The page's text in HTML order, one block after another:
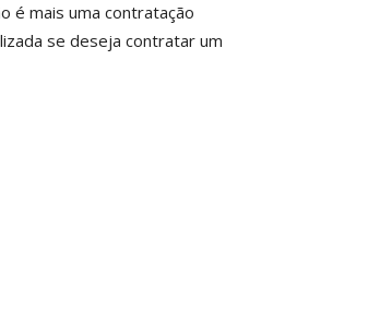
é mais uma contratação
se deseja contratar um